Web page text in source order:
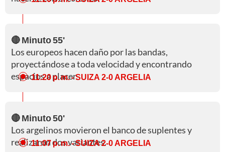
🔴 Minuto 55'
Los europeos hacen daño por las bandas,
proyectándose a toda velocidad y encontrando
espacios a placer.
11:20 p. m.- SUIZA 2-0 ARGELIA
🔴 Minuto 50'
Los argelinos movieron el banco de suplentes y
realizaron dos variantes.
11:07 p. m.- SUIZA 2-0 ARGELIA